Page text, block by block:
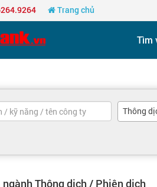
Trang chủ
Tìm
Thông
Thông dịch / Phiên dịch